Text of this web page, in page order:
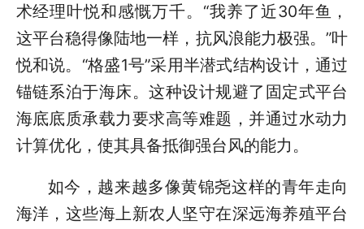
术经理叶悦和感慨万千。“我养了近30年鱼，
这平台稳得像陆地一样，抗风浪能力极强。”叶
悦和说。“格盛1号”采用半潜式结构设计，通过
锚链系泊于海床。这种设计规避了固定式平台
海底底质承载力要求高等难题，并通过水动力
计算优化，使其具备抵御强台风的能力。
如今，越来越多像黄锦尧这样的青年走向
海洋，这些海上新农人坚守在深远海养殖平台